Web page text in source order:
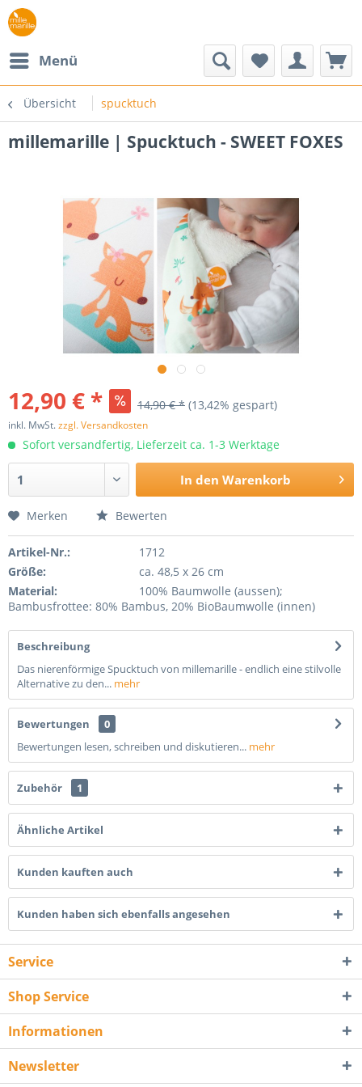
Menü
Übersicht spucktuch
millemarille | Spucktuch - SWEET FOXES
12,90 € * 14,90 € * (13,42% gespart)
inkl. MwSt.zzgl. Versandkosten
Sofort versandfertig, Lieferzeit ca. 1-3 Werktage
In den Warenkorb
Merken Bewerten
Artikel-Nr.:
1712
Größe:
ca. 48,5 x 26 cm
Material:
100% Baumwolle (aussen);
Bambusfrottee: 80% Bambus, 20% BioBaumwolle (innen)
Beschreibung
Das nierenförmige Spucktuch von millemarille - endlich eine stilvolle
Alternative zu den... mehr
Bewertungen
0
Bewertungen lesen, schreiben und diskutieren... mehr
Zubehör 1
Ähnliche Artikel
Kunden kauften auch
Kunden haben sich ebenfalls angesehen
Service
Shop Service
Informationen
Newsletter